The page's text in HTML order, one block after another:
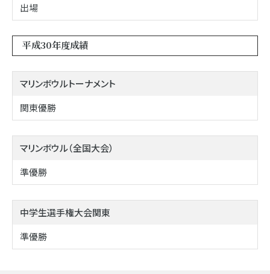
出場
平成30年度成績
マリンボウルトーナメント
関東優勝
マリンボウル（全国大会）
準優勝
中学生選手権大会関東
準優勝